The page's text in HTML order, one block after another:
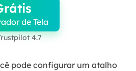
de Tela
4.7
pode configurar um atalho